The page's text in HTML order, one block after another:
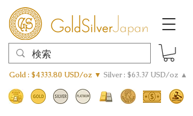
Gold : $4333.80 USD/oz ▼ Silver : $63.37 USD/oz ▲